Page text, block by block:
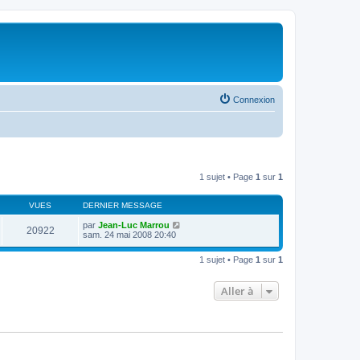
Connexion
1 sujet • Page 1 sur 1
VUES DERNIER MESSAGE
20922 par Jean-Luc Marrou
sam. 24 mai 2008 20:40
1 sujet • Page 1 sur 1
Aller à